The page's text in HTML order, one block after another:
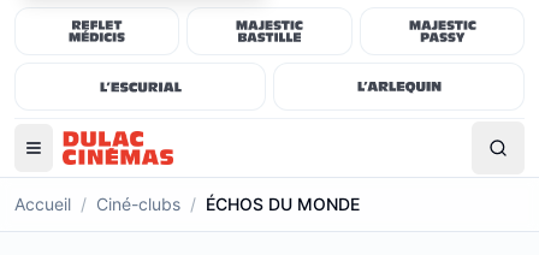
Accueil / Ciné-clubs / ÉCHOS DU MONDE